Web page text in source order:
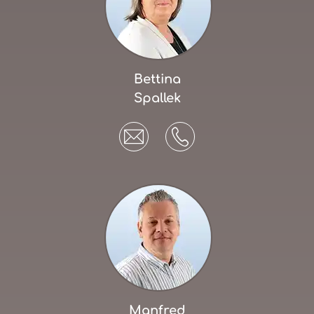
Bettina
Spallek
Manfred